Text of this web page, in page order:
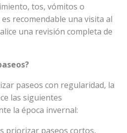
tos, vómitos o
recomendable una visita al
una revisión completa de
paseos con regularidad, la
las siguientes
la época invernal:
paseos cortos,